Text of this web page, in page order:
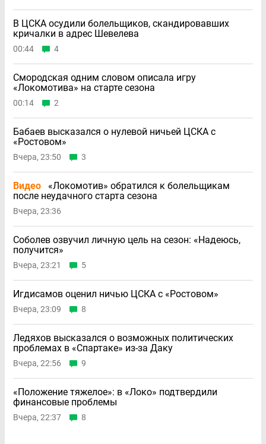
В ЦСКА осудили болельщиков, скандировавших
кричалки в адрес Шевелева
00:44 4
Смородская одним словом описала игру
«Локомотива» на старте сезона
00:14 2
Бабаев высказался о нулевой ничьей ЦСКА с
«Ростовом»
Вчера, 23:50 3
Видео
«Локомотив» обратился к болельщикам
после неудачного старта сезона
Вчера, 23:36
Соболев озвучил личную цель на сезон: «Надеюсь,
получится»
Вчера, 23:21 5
Игдисамов оценил ничью ЦСКА с «Ростовом»
Вчера, 23:09 8
Ледяхов высказался о возможных политических
проблемах в «Спартаке» из-за Даку
Вчера, 22:56 9
«Положение тяжелое»: в «Локо» подтвердили
финансовые проблемы
Вчера, 22:37 8